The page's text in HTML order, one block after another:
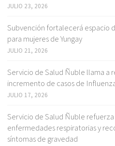
JULIO 23, 2026
Subvención fortalecerá espacio
para mujeres de Yungay
JULIO 21, 2026
Servicio de Salud Ñuble llama a
incremento de casos de
JULIO 17, 2026
Servicio de Salud Ñuble
enfermedades respiratorias y
síntomas de gravedad